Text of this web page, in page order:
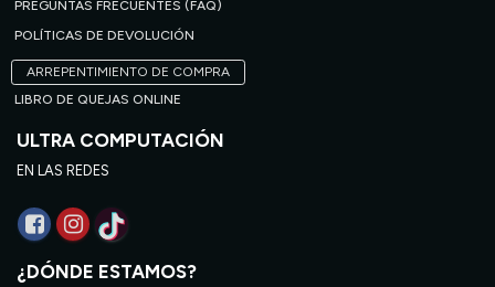
PREGUNTAS FRECUENTES (FAQ)
POLÍTICAS DE DEVOLUCIÓN
ARREPENTIMIENTO DE COMPRA
LIBRO DE QUEJAS ONLINE
ULTRA COMPUTACIÓN
EN LAS REDES
¿DÓNDE ESTAMOS?